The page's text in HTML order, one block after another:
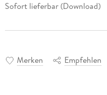
Sofort lieferbar (Download)
Merken Empfehlen